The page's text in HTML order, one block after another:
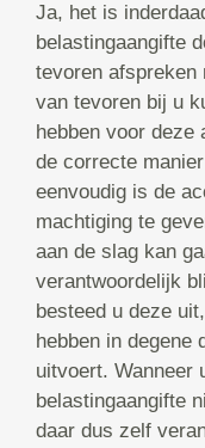
Ja, het is
belastingaangifte
tevoren afspreken
van tevoren bij u
hebben voor deze
de correcte
eenvoudig is de
machtiging te
aan de slag kan
verantwoordelijk
besteed u deze
hebben in degene
uitvoert. Wanneer
belastingaangifte
daar dus zelf